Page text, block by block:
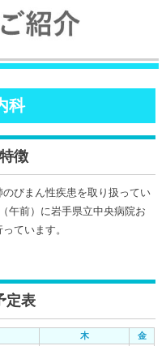
科
徴
びまん性疾患を取り扱ってい
午前）に岩手県立中央病院お
ています。
定表
木 金